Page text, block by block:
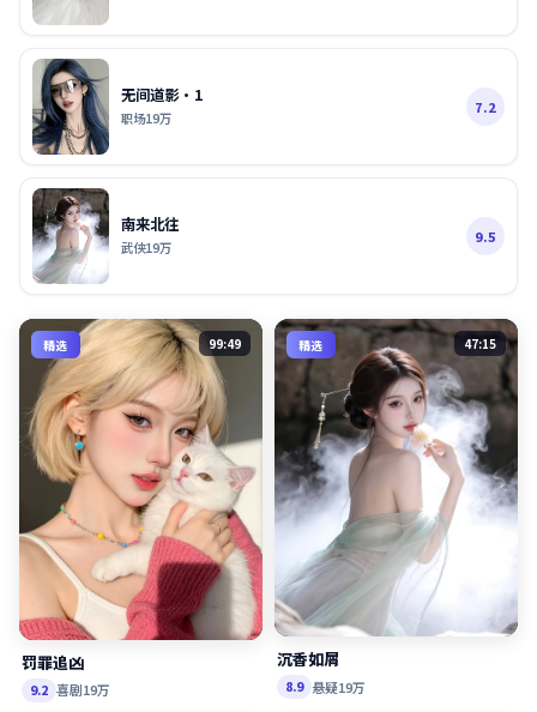
无间道影·1
职场19万
7.2
南来北往
武侠19万
9.5
精选 99:49
罚罪追凶
9.2 喜剧19万
精选 47:15
沉香如屑
8.9 悬疑19万